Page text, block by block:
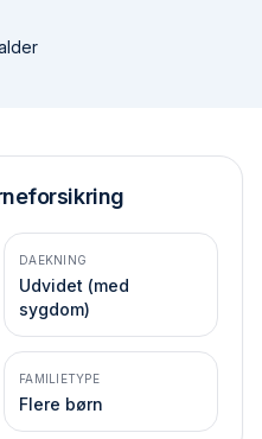
DAEKNING
Udvidet (med
sygdom)
FAMILIETYPE
Flere børn